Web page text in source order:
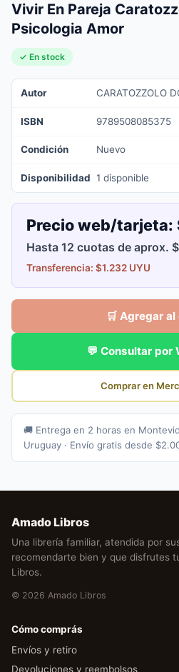
Vivir En Pareja
Psicologia Amor
✓ En stock
Autor CARATOZZOLO
ISBN 9789508085375
Condición Nuevo
Disponibilidad 1 disponible
Precio web/tarjeta:
Hasta 12 cuotas de aprox.
Transferencia: $1.232 UYU
🛒 Agregar
💬 Consultar por
Comprar en
🚚 Entrega en 2 horas en
Uruguay · Envío gratis desde
Amado Libros
Una librería familiar, atendida por
recomendarte bien y que disfrutes
Libros.
© 2026 Amado Libros
Cómo comprás
Envíos y retiro
Devoluciones y reembolsos